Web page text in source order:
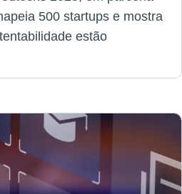
500 startups e mostra
estão